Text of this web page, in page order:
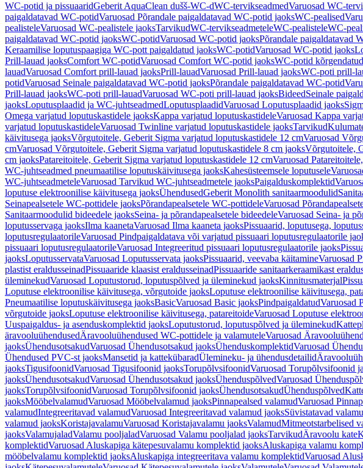
WC-potid ja pissuaaridGeberit AquaClean dušš-WC-dWC-tervikseadmedVaruosad WC-
paigaldatavad WC-potidVaruosad Põrandale paigaldatavad WC-potid jaoksWC-pealised
pealisteleVaruosad WC-pealistele jaoksTarvikudWC-tervikseadmeteleWC-pealisteleWC-
paigaldatavad WC-potid jaoksWC-potidVaruosad WC-potid jaoksPõrandale paigaldatavad
Keraamilise loputuspaagiga WC-pott paigaldatud jaoksWC-potidVaruosad WC-potid jaoks
Prill-lauad jaoksComfort WC-potidVaruosad Comfort WC-potid jaoksWC-potid kõrgendatud
lauadVaruosad Comfort prill-lauad jaoksPrill-lauadVaruosad Prill-lauad jaoksWC-poti prill-
potidVaruosad Seinale paigaldatavad WC-potid jaoksPõrandale paigaldatavad WC-potid
Prill-lauad jaoksWC-poti prill-lauadVaruosad WC-poti prill-lauad jaoksBideedSeinale
jaoksLoputusplaadid ja WC-juhtseadmedLoputusplaadidVaruosad Loputusplaadid jaoks
Omega varjatud loputuskastidele jaoksKappa varjatud loputuskastideleVaruosad Kappa
varjatud loputuskastideleVaruosad Twinline varjatud loputuskastidele jaoksTarvikud
käivitusega jaoksVõrgutoitele, Geberit Sigma varjatud loputuskastidele 12 cmVaruosad
cmVaruosad Võrgutoitele, Geberit Sigma varjatud loputuskastidele 8 cm jaoksVõrgutoitele,
cm jaoksPatareitoitele, Geberit Sigma varjatud loputuskastidele 12 cmVaruosad
WC-juhtseadmed pneumaatilise loputuskäivitusega jaoksKahesüsteemsele loputusele
WC-juhtseadmeteleVaruosad Tarvikud WC-juhtseadmetele jaoksPaigalduskomplektid
loputuse elektroonilise käivitusega jaoksÜhendusedGeberit Monolith sanitaarmoodulid
Seinapealsetele WC-pottidele jaoksPõrandapealsetele WC-pottideleVaruosad
Sanitaarmoodulid bideedele jaoksSeina- ja põrandapealsetele bideedeleVaruosad Seina- ja
loputusservaga jaoksIlma kaanetaVaruosad Ilma kaaneta jaoksPissuaarid, loputusega,
loputusregulaatorileVaruosad Pindpaigaldatava või varjatud pissuaari loputusregulaatorile
pissuaari loputusregulaatorileVaruosad Integreeritud pissuaari loputusregulaatorile jaoks
jaoksLoputusservataVaruosad Loputusservata jaoksPissuaarid, veevaba käitamineVaruosad
plastist eraldusseinadPissuaaride klaasist eraldusseinadPissuaaride sanitaarkeraamikast
üleminekudVaruosad Loputustorud, loputuspõlved ja üleminekud jaoksKinnitusmaterjal
Loputuse elektroonilise käivitusega, võrgutoide jaoksLoputuse elektroonilise käivitusega,
Pneumaatilise loputuskäivitusega jaoksBasicVaruosad Basic jaoksPindpaigaldatudVaruosad
võrgutoide jaoksLoputuse elektroonilise käivitusega, patareitoideVaruosad Loputuse
Uuspaigaldus- ja asenduskomplektid jaoksLoputustorud, loputuspõlved ja üleminekud
äravooluühendusedÄravooluühendused WC-pottidele ja valamuteleVaruosad
jaoksÜhendusotsakudVaruosad Ühendusotsakud jaoksÜhenduskomplektidVaruosad
Ühendused PVC-st jaoksMansetid ja kattekübaradÜlemineku- ja ühendusdetailid
jaoksTigusifoonidVaruosad Tigusifoonid jaoksTorupõlvsifoonidVaruosad Torupõlvsifoonid
jaoksÜhendusotsakudVaruosad Ühendusotsakud jaoksÜhenduspõlvedVaruosad
jaoksTorupõlvsifoonidVaruosad Torupõlvsifoonid jaoksÜhendusotsakudÜhenduspõlved
jaoksMööbelvalamudVaruosad Mööbelvalamud jaoksPinnapealsed valamudVaruosad
valamudIntegreeritavad valamudVaruosad Integreeritavad valamud jaoksSüvistatavad
valamud jaoksKoristajavalamuVaruosad Koristajavalamu jaoksValamudMitmeotstarbelised
jaoksValamujaladValamu pooljaladVaruosad Valamu pooljalad jaoksTarvikudÄravoolu kate
komplektidVaruosad Aluskapiga kätepesuvalamu komplektid jaoksAluskapiga valamu
mööbelvalamu komplektid jaoksAluskapiga integreeritava valamu komplektidVaruosad